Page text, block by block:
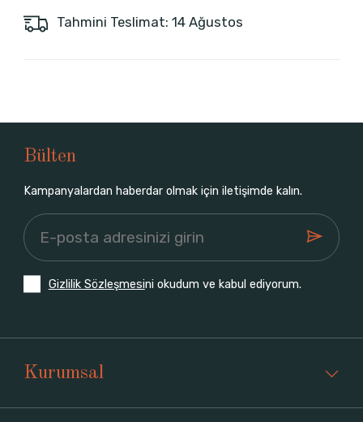
Tahmini Teslimat: 14 Ağustos
Bülten
Kampanyalardan haberdar olmak için iletişimde kalın.
Gizlilik Sözleşmesini okudum ve kabul ediyorum.
Kurumsal